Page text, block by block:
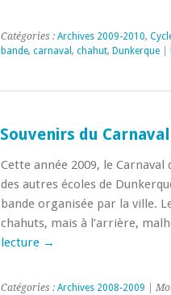
Catégories : Archives 2009-2010,
bande, carnaval , chahut, Dunkerque|
Souvenirs du
Cette année 2009, le Carnaval
des autres écoles de
bande organisée par la ville.
chahuts, mais à l’arrière,
lecture →
Catégories : Archives 2008-2009 |